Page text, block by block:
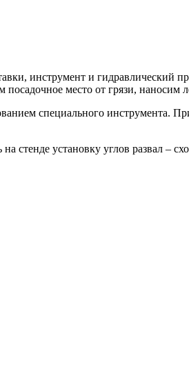
инструмент и гидравлический
место от грязи, наносим
специального инструмента.
стенде установку углов развал –